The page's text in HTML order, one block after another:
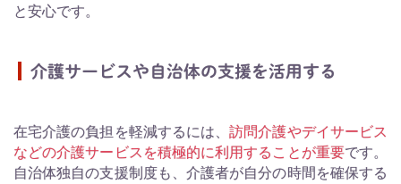
と安心です。
介護サービスや自治体の支援を活用する
在宅介護の負担を軽減するには、訪問介護やデイサービス
などの介護サービスを積極的に利用することが重要です。
自治体独自の支援制度も、介護者が自分の時間を確保する